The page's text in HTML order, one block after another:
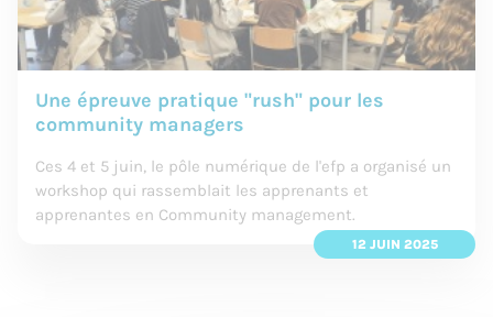
Une épreuve pratique "rush" pour les
community managers
Ces 4 et 5 juin, le pôle numérique de l'efp a organisé un
workshop qui rassemblait les apprenants et
apprenantes en Community management.
12 JUIN 2025